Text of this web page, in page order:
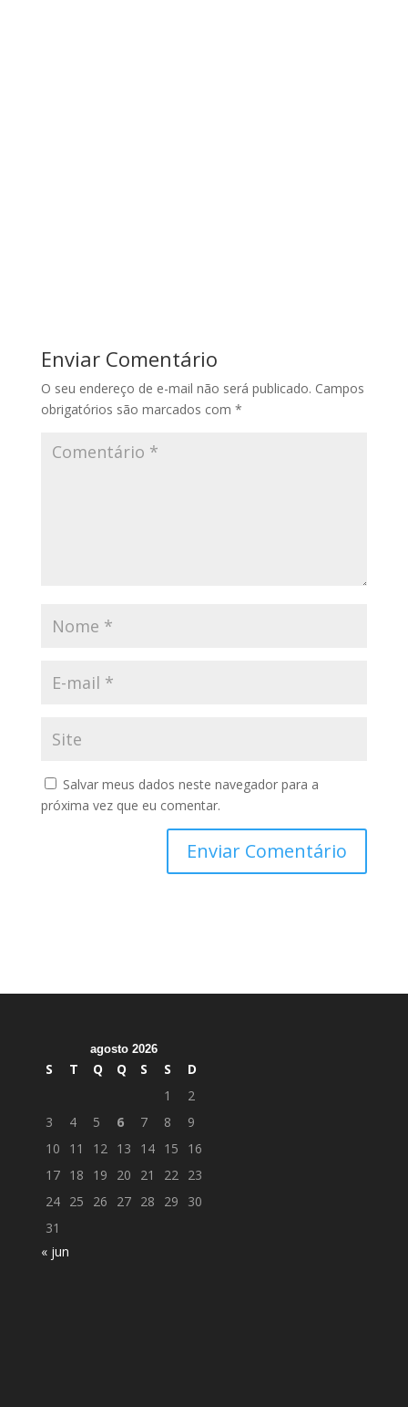
Enviar Comentário
O seu endereço de e-mail não será publicado. Campos
obrigatórios são marcados com *
Salvar meus dados neste navegador para a
próxima vez que eu comentar.
agosto 2026
S T Q Q S S
D
1
2
3
4 5 6 7 8
9
10
11 12 13 14 15
16
17 18 19 20 21 22 23
24 25 26 27 28 29
30
31
« jun